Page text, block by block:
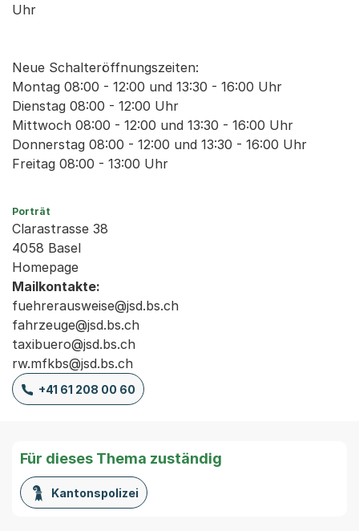
Uhr
Neue Schalteröffnungszeiten:
Montag 08:00 - 12:00 und 13:30 - 16:00 Uhr
Dienstag 08:00 - 12:00 Uhr
Mittwoch 08:00 - 12:00 und 13:30 - 16:00 Uhr
Donnerstag 08:00 - 12:00 und 13:30 - 16:00 Uhr
Freitag 08:00 - 13:00 Uhr
Porträt
Clarastrasse 38
4058 Basel
Homepage
Mailkontakte:
fuehrerausweise@jsd.bs.ch
fahrzeuge@jsd.bs.ch
taxibuero@jsd.bs.ch
rw.mfkbs@jsd.bs.ch
+41 61 208 00 60
Für dieses Thema zuständig
Kantonspolizei